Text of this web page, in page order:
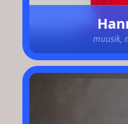
muusik,